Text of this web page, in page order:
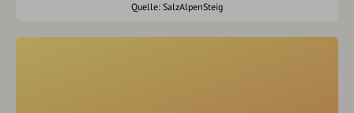
Quelle: SalzAlpenSteig